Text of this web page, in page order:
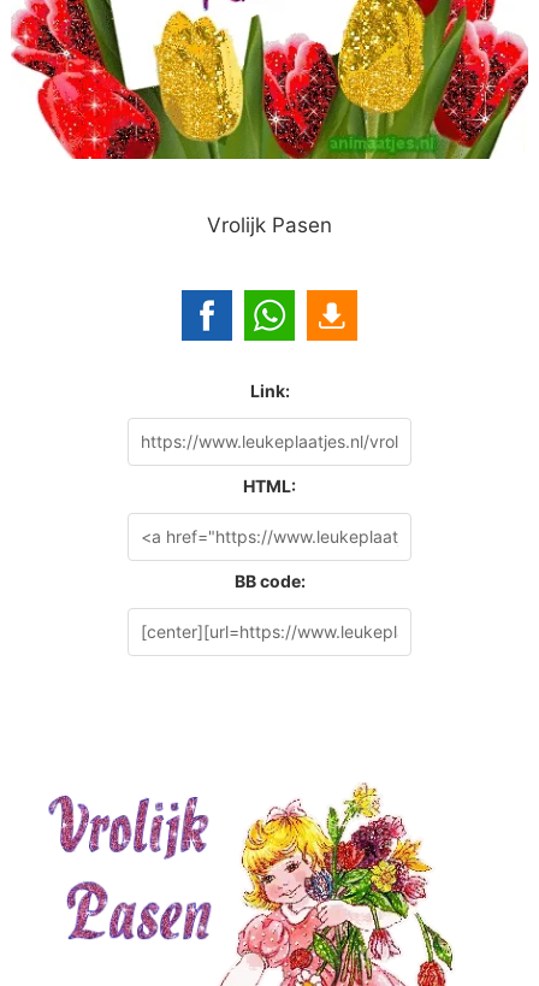
Vrolijk Pasen
Link:
HTML:
BB code: